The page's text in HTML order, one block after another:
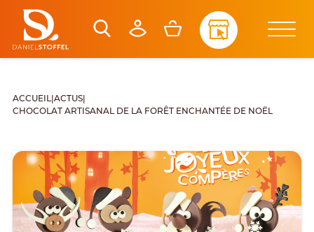
ACCUEIL| ACTUS|
CHOCOLAT ARTISANAL DE LA FORÊT ENCHANTÉE DE NOËL